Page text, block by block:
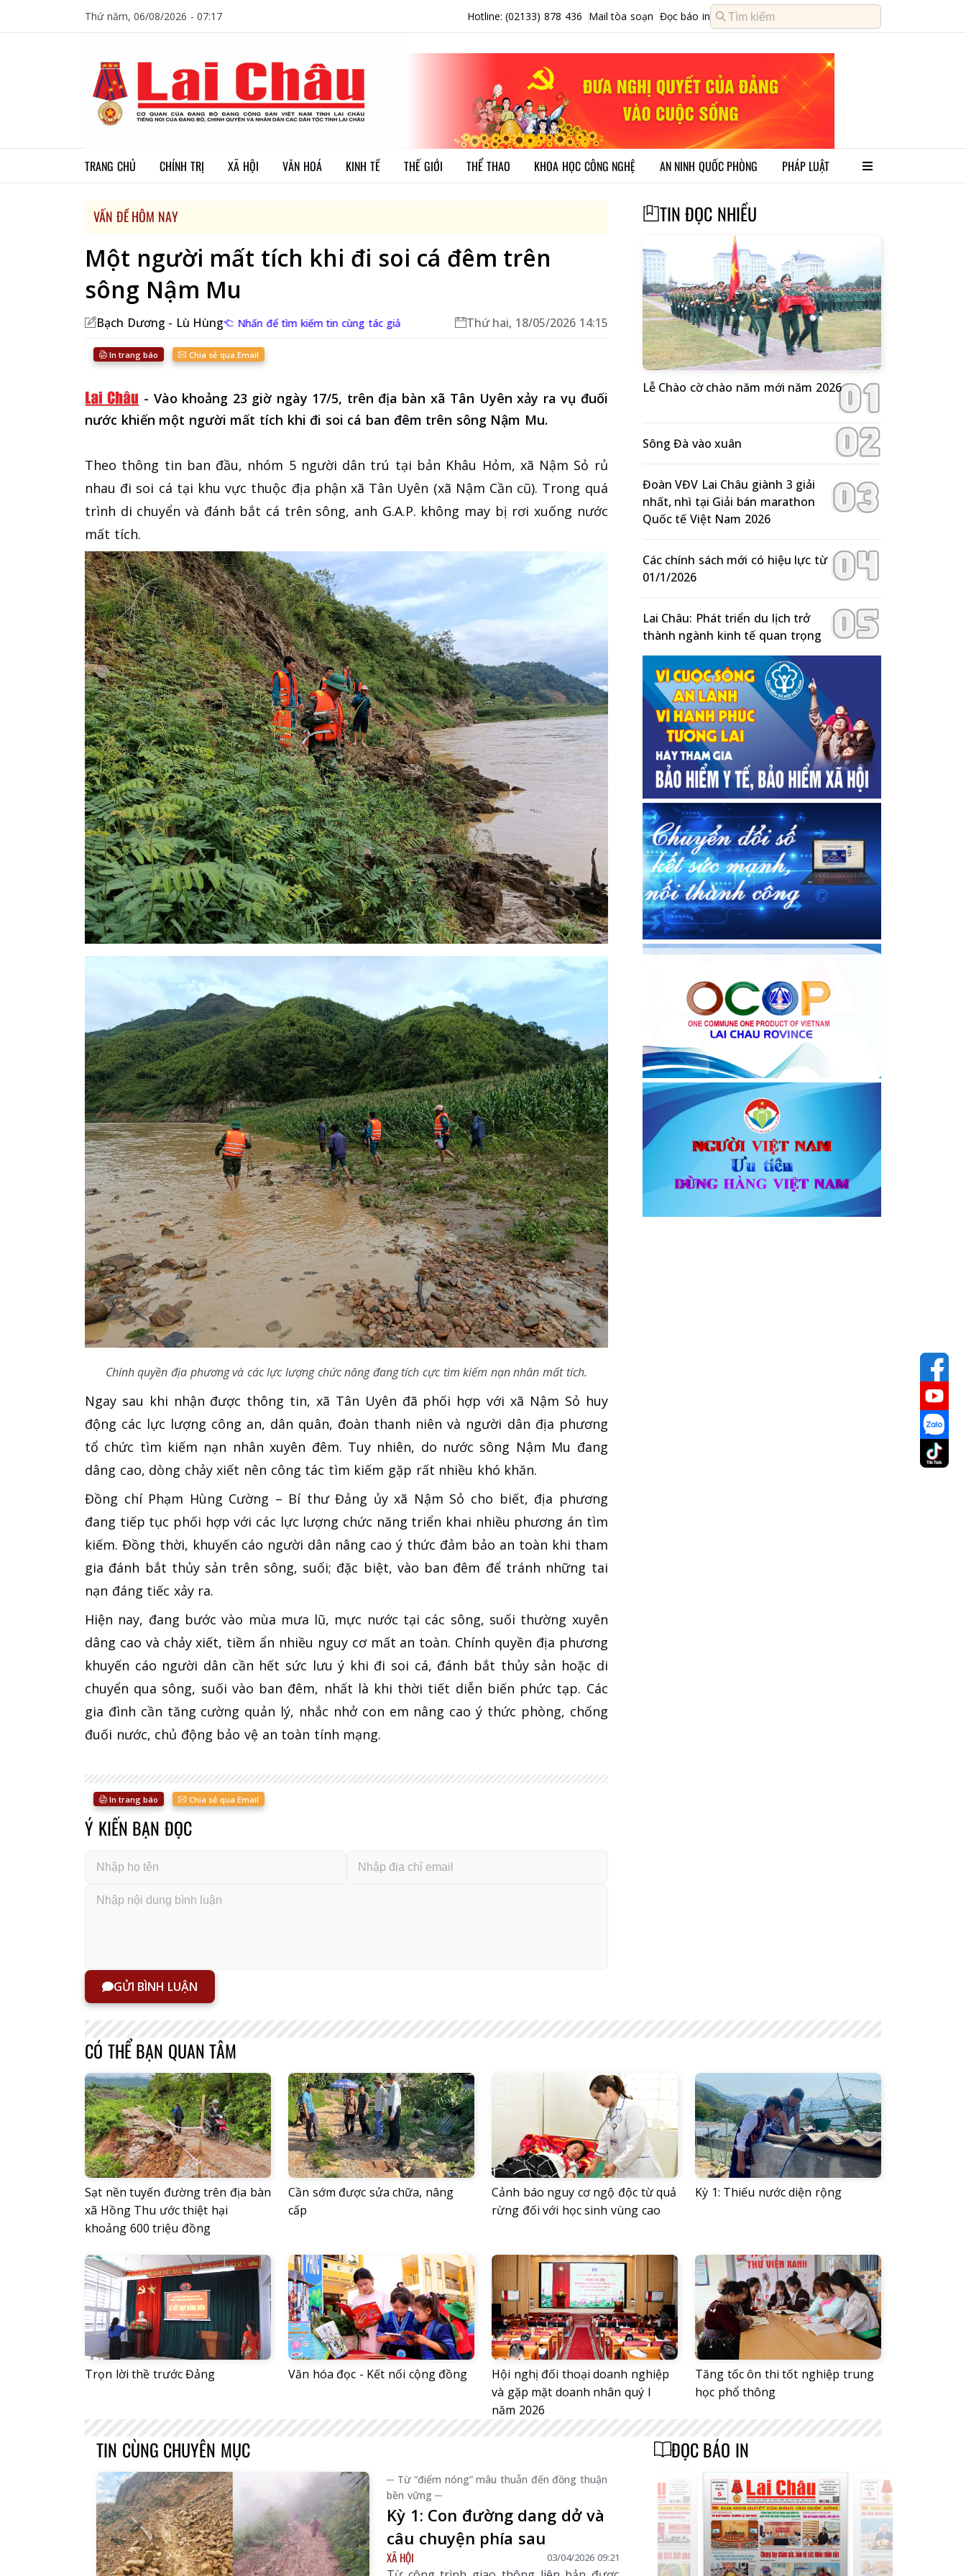
Thứ năm, 06/08/2026 - 07:17 Hotline: (02133) 878 436 Mail tòa soạn Đọc báo in
TRANG CHỦ CHÍNH TRỊ XÃ HỘI VĂN HOÁ KINH TẾ THẾ GIỚI THỂ THAO KHOA HỌC CÔNG NGHỆ AN NINH QUỐC PHÒNG PHÁP LUẬT
VẤN ĐỀ HÔM NAY
Một người mất tích khi đi soi cá đêm trên
sông Nậm Mu
Bạch Dương - Lù Hùng Nhấn để tìm kiếm tin cùng tác giả Thứ hai, 18/05/2026 14:15
In trang báo Chia sẻ qua Email
- Vào khoảng 23 giờ ngày 17/5, trên địa bàn xã Tân Uyên xảy ra vụ đuối
nước khiến một người mất tích khi đi soi cá ban đêm trên sông Nậm Mu.
Theo thông tin ban đầu, nhóm 5 người dân trú tại bản Khâu Hỏm, xã Nậm Sỏ rủ
nhau đi soi cá tại khu vực thuộc địa phận xã Tân Uyên (xã Nậm Cần cũ). Trong quá
trình di chuyển và đánh bắt cá trên sông, anh G.A.P. không may bị rơi xuống nước
mất tích.
Chính quyền địa phương và các lực lượng chức năng đang tích cực tìm kiếm nạn nhân mất tích.
Ngay sau khi nhận được thông tin, xã Tân Uyên đã phối hợp với xã Nậm Sỏ huy
động các lực lượng công an, dân quân, đoàn thanh niên và người dân địa phương
tổ chức tìm kiếm nạn nhân xuyên đêm. Tuy nhiên, do nước sông Nậm Mu đang
dâng cao, dòng chảy xiết nên công tác tìm kiếm gặp rất nhiều khó khăn.
Đồng chí Phạm Hùng Cường – Bí thư Đảng ủy xã Nậm Sỏ cho biết, địa phương
đang tiếp tục phối hợp với các lực lượng chức năng triển khai nhiều phương án tìm
kiếm. Đồng thời, khuyến cáo người dân nâng cao ý thức đảm bảo an toàn khi tham
gia đánh bắt thủy sản trên sông, suối; đặc biệt, vào ban đêm để tránh những tai
nạn đáng tiếc xảy ra.
Hiện nay, đang bước vào mùa mưa lũ, mực nước tại các sông, suối thường xuyên
dâng cao và chảy xiết, tiềm ẩn nhiều nguy cơ mất an toàn. Chính quyền địa phương
khuyến cáo người dân cần hết sức lưu ý khi đi soi cá, đánh bắt thủy sản hoặc di
chuyển qua sông, suối vào ban đêm, nhất là khi thời tiết diễn biến phức tạp. Các
gia đình cần tăng cường quản lý, nhắc nhở con em nâng cao ý thức phòng, chống
đuối nước, chủ động bảo vệ an toàn tính mạng.
In trang báo Chia sẻ qua Email
Ý KIẾN BẠN ĐỌC
GỬI BÌNH LUẬN
TIN ĐỌC NHIỀU
Lễ Chào cờ chào năm mới năm 2026
Sông Đà vào xuân
Đoàn VĐV Lai Châu giành 3 giải
nhất, nhì tại Giải bán marathon
Quốc tế Việt Nam 2026
Các chính sách mới có hiệu lực từ
01/1/2026
Lai Châu: Phát triển du lịch trở
thành ngành kinh tế quan trọng
CÓ THỂ BẠN QUAN TÂM
Sạt nền tuyến đường trên địa bàn
xã Hồng Thu ước thiệt hại
khoảng 600 triệu đồng
Cần sớm được sửa chữa, nâng
cấp
Cảnh báo nguy cơ ngộ độc từ quả
rừng đối với học sinh vùng cao
Kỳ 1: Thiếu nước diện rộng
Trọn lời thề trước Đảng Văn hóa đọc - Kết nối cộng đồng
Hội nghị đối thoại doanh nghiệp
và gặp mặt doanh nhân quý I
năm 2026
Tăng tốc ôn thi tốt nghiệp trung
học phổ thông
TIN CÙNG CHUYÊN MỤC
─ Từ “điểm nóng” mâu thuẫn đến đồng thuận
bền vững ─
Kỳ 1: Con đường dang dở và
câu chuyện phía sau
XÃ HỘI 03/04/2026 09:21
ĐỌC BÁO IN